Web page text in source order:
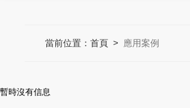
當前位置： 首頁> 應用案例
暫時沒有信息